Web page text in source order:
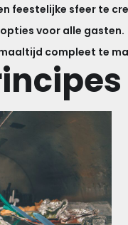
feestelijke sfeer te
voor alle gasten.
compleet te